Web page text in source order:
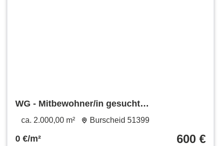
WG - Mitbewohner/in gesucht
Wohngemeinschaft Haus mit Garten
ca. 2.000,00 m² Burscheid 51399
0 €/m² 600 €